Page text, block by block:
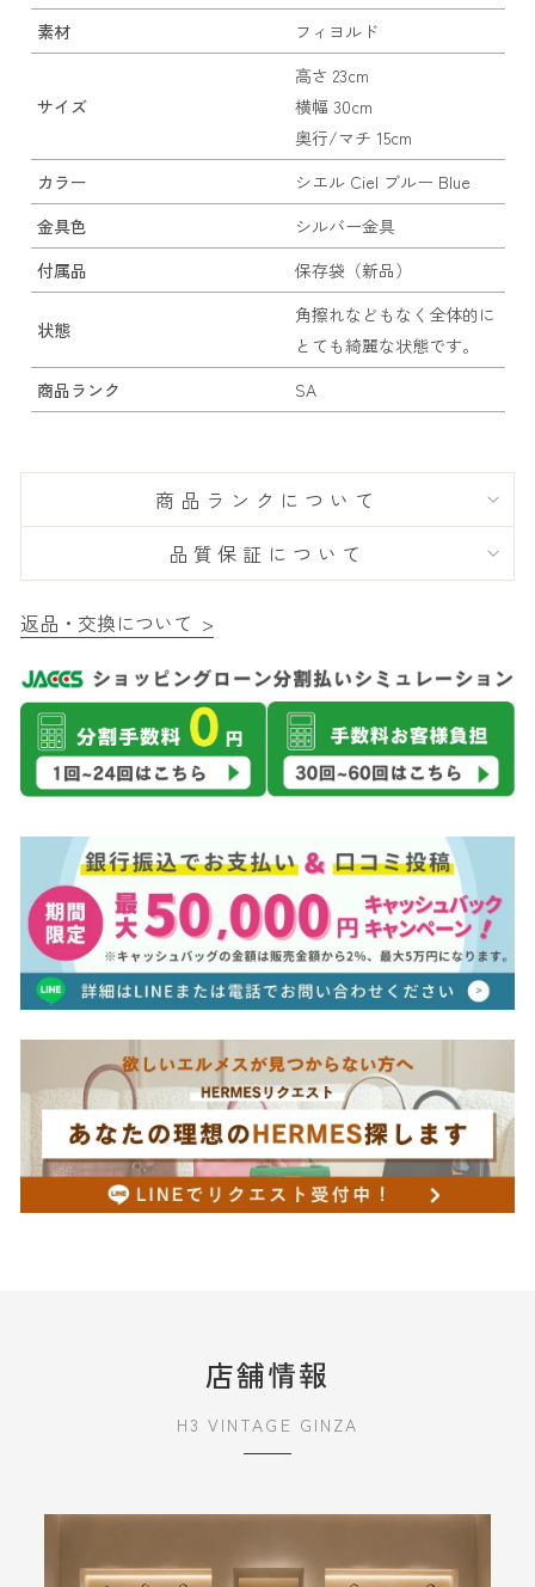
素材
フィヨルド
サイズ
高さ 23cm
横幅 30cm
奥行/マチ 15cm
カラー
シエル Ciel ブルー Blue
金具色
シルバー金具
付属品
保存袋（新品）
状態
角擦れなどもなく全体的に
とても綺麗な状態です。
商品ランク
SA
商品ランクについて
品質保証について
返品・交換について >
店舗情報
H3 VINTAGE GINZA